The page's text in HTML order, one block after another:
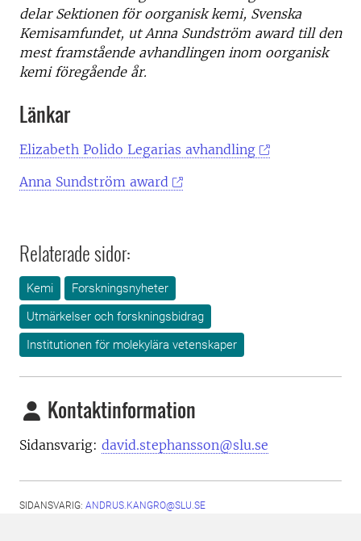
delar Sektionen för oorganisk kemi, Svenska
Kemisamfundet, ut Anna Sundström award till den
mest framstående avhandlingen inom oorganisk
kemi föregående år.
Länkar
Elizabeth Polido Legarias avhandling
Anna Sundström award
Relaterade sidor:
Kemi
Forskningsnyheter
Utmärkelser och forskningsbidrag
Institutionen för molekylära vetenskaper
Kontaktinformation
Sidansvarig: david.stephansson@slu.se
SIDANSVARIG: ANDRUS.KANGRO@SLU.SE